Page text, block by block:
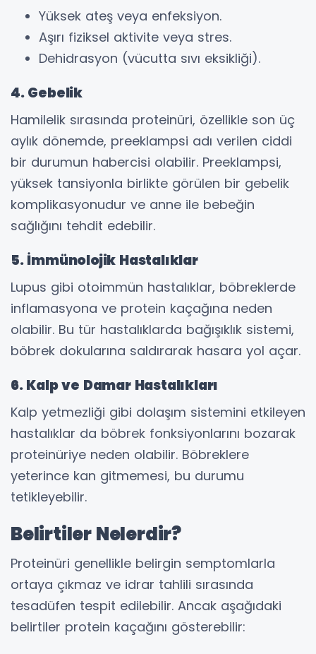
Yüksek ateş veya enfeksiyon.
Aşırı fiziksel aktivite veya stres.
Dehidrasyon (vücutta sıvı eksikliği).
4. Gebelik
Hamilelik sırasında proteinüri, özellikle son üç
aylık dönemde, preeklampsi adı verilen ciddi
bir durumun habercisi olabilir. Preeklampsi,
yüksek tansiyonla birlikte görülen bir gebelik
komplikasyonudur ve anne ile bebeğin
sağlığını tehdit edebilir.
5. İmmünolojik Hastalıklar
Lupus gibi otoimmün hastalıklar, böbreklerde
inflamasyona ve protein kaçağına neden
olabilir. Bu tür hastalıklarda bağışıklık sistemi,
böbrek dokularına saldırarak hasara yol açar.
6. Kalp ve Damar Hastalıkları
Kalp yetmezliği gibi dolaşım sistemini etkileyen
hastalıklar da böbrek fonksiyonlarını bozarak
proteinüriye neden olabilir. Böbreklere
yeterince kan gitmemesi, bu durumu
tetikleyebilir.
Belirtiler Nelerdir?
Proteinüri genellikle belirgin semptomlarla
ortaya çıkmaz ve idrar tahlili sırasında
tesadüfen tespit edilebilir. Ancak aşağıdaki
belirtiler protein kaçağını gösterebilir: